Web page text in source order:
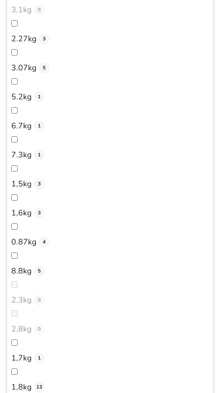
3,1kg 0
2.27kg 3
3.07kg 5
5.2kg 1
6.7kg 1
7.3kg 1
1,5kg 3
1,6kg 3
0.87kg 4
8.8kg 5
2,3kg 0
2,8kg 0
1,7kg 1
1,8kg 13